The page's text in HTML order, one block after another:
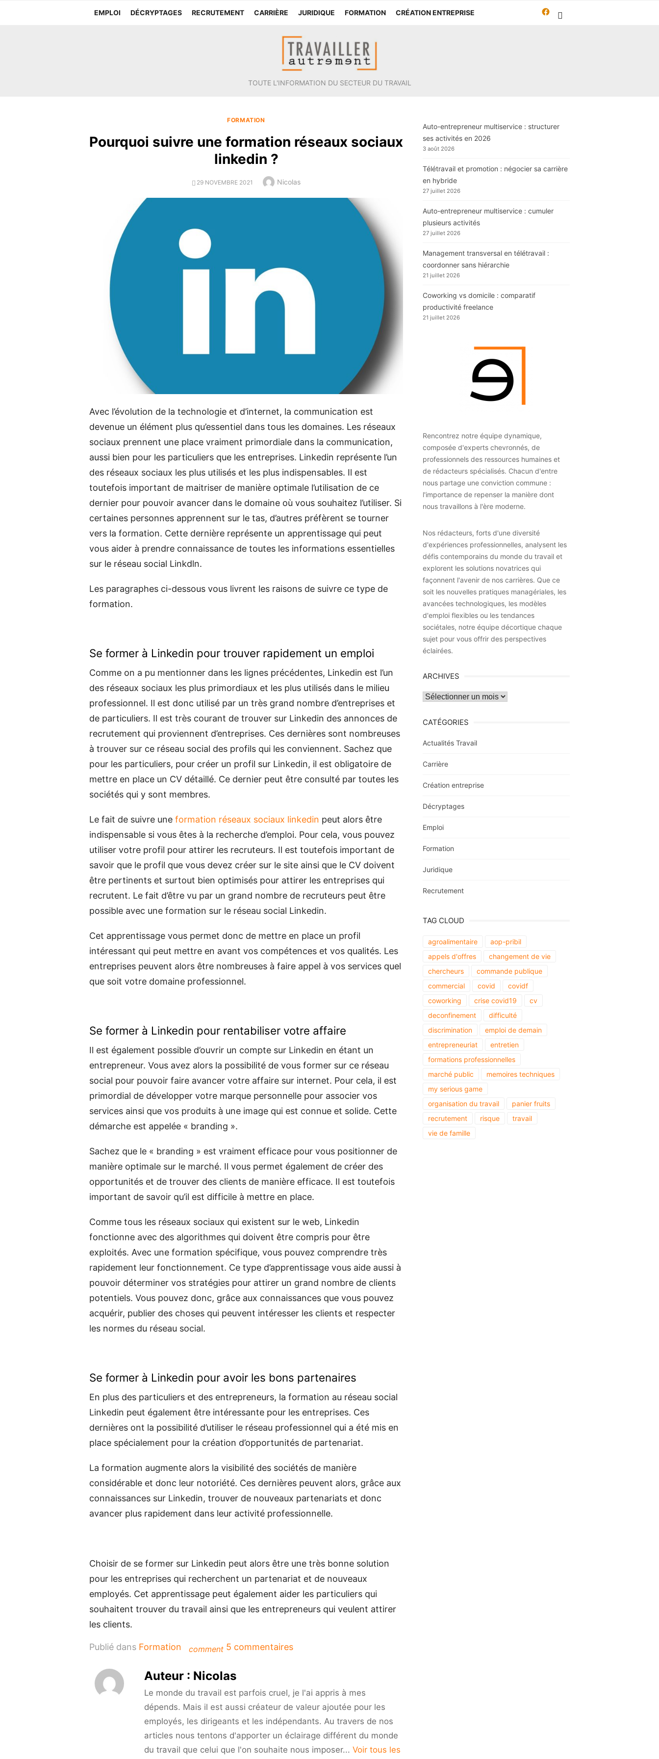
EMPLOI DÉCRYPTAGES RECRUTEMENT CARRIÈRE JURIDIQUE FORMATION CRÉATION ENTREPRISE
Travailleur-
TOUTE L'INFORMATION DU SECTEUR DU TRAVAIL
FORMATION
Pourquoi suivre une formation réseaux sociaux
linkedin ?
POSTED
29 NOVEMBRE 2021 Author
Nicolas
Avec l’évolution de la technologie et d’internet, la communication est
devenue un élément plus qu’essentiel dans tous les domaines. Les réseaux
sociaux prennent une place vraiment primordiale dans la communication,
aussi bien pour les particuliers que les entreprises. Linkedin représente l’un
des réseaux sociaux les plus utilisés et les plus indispensables. Il est
toutefois important de maitriser de manière optimale l’utilisation de ce
dernier pour pouvoir avancer dans le domaine où vous souhaitez l’utiliser. Si
certaines personnes apprennent sur le tas, d’autres préfèrent se tourner
vers la formation. Cette dernière représente un apprentissage qui peut
vous aider à prendre connaissance de toutes les informations essentielles
sur le réseau social Linkdln.
Les paragraphes ci-dessous vous livrent les raisons de suivre ce type de
formation.
Se former à Linkedin pour trouver rapidement un emploi
Comme on a pu mentionner dans les lignes précédentes, Linkedin est l’un
des réseaux sociaux les plus primordiaux et les plus utilisés dans le milieu
professionnel. Il est donc utilisé par un très grand nombre d’entreprises et
de particuliers. Il est très courant de trouver sur Linkedin des annonces de
recrutement qui proviennent d’entreprises. Ces dernières sont nombreuses
à trouver sur ce réseau social des profils qui les conviennent. Sachez que
pour les particuliers, pour créer un profil sur Linkedin, il est obligatoire de
mettre en place un CV détaillé. Ce dernier peut être consulté par toutes les
sociétés qui y sont membres.
Le fait de suivre une formation réseaux sociaux linkedin peut alors être
indispensable si vous êtes à la recherche d’emploi. Pour cela, vous pouvez
utiliser votre profil pour attirer les recruteurs. Il est toutefois important de
savoir que le profil que vous devez créer sur le site ainsi que le CV doivent
être pertinents et surtout bien optimisés pour attirer les entreprises qui
recrutent. Le fait d’être vu par un grand nombre de recruteurs peut être
possible avec une formation sur le réseau social Linkedin.
Cet apprentissage vous permet donc de mettre en place un profil
intéressant qui peut mettre en avant vos compétences et vos qualités. Les
entreprises peuvent alors être nombreuses à faire appel à vos services quel
que soit votre domaine professionnel.
Se former à Linkedin pour rentabiliser votre affaire
Il est également possible d’ouvrir un compte sur Linkedin en étant un
entrepreneur. Vous avez alors la possibilité de vous former sur ce réseau
social pour pouvoir faire avancer votre affaire sur internet. Pour cela, il est
primordial de développer votre marque personnelle pour associer vos
services ainsi que vos produits à une image qui est connue et solide. Cette
démarche est appelée « branding ».
Sachez que le « branding » est vraiment efficace pour vous positionner de
manière optimale sur le marché. Il vous permet également de créer des
opportunités et de trouver des clients de manière efficace. Il est toutefois
important de savoir qu’il est difficile à mettre en place.
Comme tous les réseaux sociaux qui existent sur le web, Linkedin
fonctionne avec des algorithmes qui doivent être compris pour être
exploités. Avec une formation spécifique, vous pouvez comprendre très
rapidement leur fonctionnement. Ce type d’apprentissage vous aide aussi à
pouvoir déterminer vos stratégies pour attirer un grand nombre de clients
potentiels. Vous pouvez donc, grâce aux connaissances que vous pouvez
acquérir, publier des choses qui peuvent intéresser les clients et respecter
les normes du réseau social.
Se former à Linkedin pour avoir les bons partenaires
En plus des particuliers et des entrepreneurs, la formation au réseau social
Linkedin peut également être intéressante pour les entreprises. Ces
dernières ont la possibilité d’utiliser le réseau professionnel qui a été mis en
place spécialement pour la création d’opportunités de partenariat.
La formation augmente alors la visibilité des sociétés de manière
considérable et donc leur notoriété. Ces dernières peuvent alors, grâce aux
connaissances sur Linkedin, trouver de nouveaux partenariats et donc
avancer plus rapidement dans leur activité professionnelle.
Choisir de se former sur Linkedin peut alors être une très bonne solution
pour les entreprises qui recherchent un partenariat et de nouveaux
employés. Cet apprentissage peut également aider les particuliers qui
souhaitent trouver du travail ainsi que les entrepreneurs qui veulent attirer
les clients.
Publié dans Formation comment 5 commentairessur
formation
réseaux
sociaux
linkedin
?
Auteur : Nicolas
Le monde du travail est parfois cruel, je l'ai appris à mes
dépends. Mais il est aussi créateur de valeur ajoutée pour les
employés, les dirigeants et les indépendants. Au travers de nos
articles nous tentons d'apporter un éclairage différent du monde
du travail que celui que l'on souhaite nous imposer... Voir tous les
Auto-entrepreneur multiservice : structurer
ses activités en 2026
3 août 2026
Télétravail et promotion : négocier sa carrière
en hybride
27 juillet 2026
Auto-entrepreneur multiservice : cumuler
plusieurs activités
27 juillet 2026
Management transversal en télétravail :
coordonner sans hiérarchie
21 juillet 2026
Coworking vs domicile : comparatif
productivité freelance
21 juillet 2026
Rencontrez notre équipe dynamique,
composée d'experts chevronnés, de
professionnels des ressources humaines et
de rédacteurs spécialisés. Chacun d'entre
nous partage une conviction commune :
l'importance de repenser la manière dont
nous travaillons à l'ère moderne.
Nos rédacteurs, forts d'une diversité
d'expériences professionnelles, analysent les
défis contemporains du monde du travail et
explorent les solutions novatrices qui
façonnent l'avenir de nos carrières. Que ce
soit les nouvelles pratiques managériales, les
avancées technologiques, les modèles
d'emploi flexibles ou les tendances
sociétales, notre équipe décortique chaque
sujet pour vous offrir des perspectives
éclairées.
ARCHIVES
Archives
CATÉGORIES
Actualités Travail
Carrière
Création entreprise
Décryptages
Emploi
Formation
Juridique
Recrutement
TAG CLOUD
agroalimentaire
aop-pribil
appels d'offres
changement de vie
chercheurs
commande publique
commercial
covid
covidf
coworking
crise covid19
cv
deconfinement
difficulté
discrimination
emploi de demain
entrepreneuriat
entretien
formations professionnelles
marché public
memoires techniques
my serious game
organisation du travail
panier fruits
recrutement
risque
travail
vie de famille